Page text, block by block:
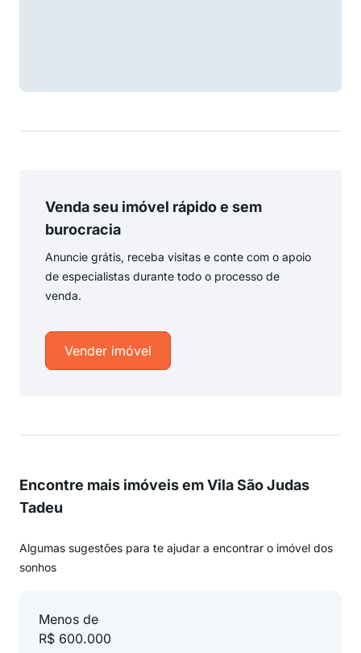
Venda seu imóvel rápido e sem
burocracia
Anuncie grátis, receba visitas e conte com o apoio
de especialistas durante todo o processo de
venda.
Vender imóvel
Encontre mais imóveis em Vila São Judas
Tadeu
Algumas sugestões para te ajudar a encontrar o imóvel dos
sonhos
Menos de
R$ 600.000